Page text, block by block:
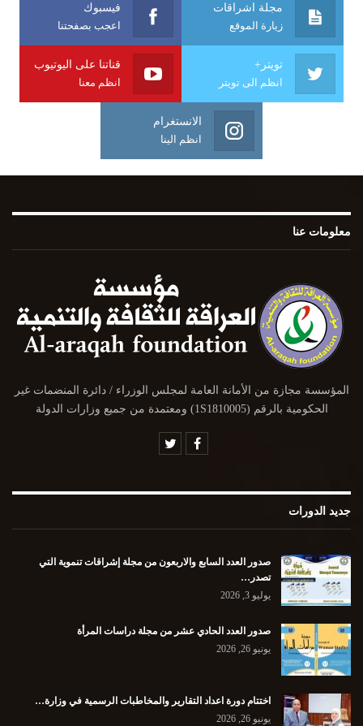
مجلة اشراقات
زيارة الموقع
فيسبوك
اعجب بصفحتنا
تويتر+
انظم الى تويتر
قناتنا على اليوتيوب
انظم معنا
الانستغرام
انظم الينا
معلومات عنا
المؤسسة مجازة من الأمانة العامة لمجلس الوزراء / دائرة المنضمات غير
الحكومية بالرقم (1S1810005) ومعتمدة من جميع وزارات الدولة
جديد الدورات
صدور العدد السابع والاربعون من مجلة إشراقات تنموية التي
تصدر…
يوليو 3, 2026
صدور العدد الحادي عشر من مجلة دراسات المرأة
يونيو 26, 2026
اختتام دورة اعداد التقارير والمخاطبات الرسمية في وزارة…
يونيو 26, 2026